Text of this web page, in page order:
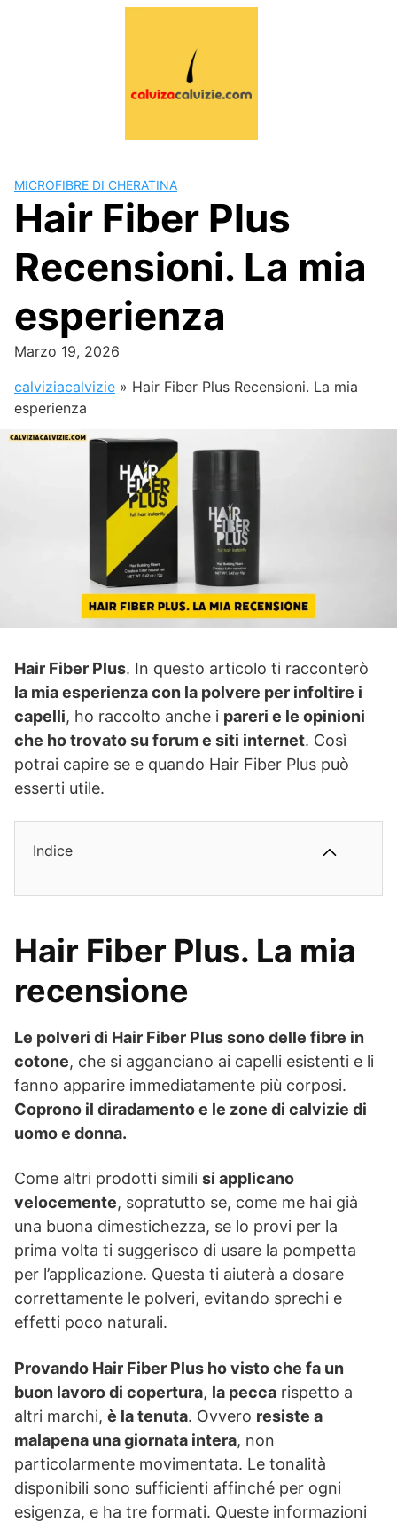
MICROFIBRE DI CHERATINA
Hair Fiber Plus
Recensioni. La mia
esperienza
Marzo 19, 2026
calviziacalvizie » Hair Fiber Plus Recensioni. La mia
esperienza
Hair Fiber Plus. In questo articolo ti racconterò
la mia esperienza con la polvere per infoltire i
capelli, ho raccolto anche i pareri e le opinioni
che ho trovato su forum e siti internet. Così
potrai capire se e quando Hair Fiber Plus può
esserti utile.
Indice
Hair Fiber Plus. La mia
recensione
Le polveri di Hair Fiber Plus sono delle fibre in
cotone, che si agganciano ai capelli esistenti e li
fanno apparire immediatamente più corposi.
Coprono il diradamento e le zone di calvizie di
uomo e donna.
Come altri prodotti simili si applicano
velocemente, sopratutto se, come me hai già
una buona dimestichezza, se lo provi per la
prima volta ti suggerisco di usare la pompetta
per l’applicazione. Questa ti aiuterà a dosare
correttamente le polveri, evitando sprechi e
effetti poco naturali.
Provando Hair Fiber Plus ho visto che fa un
buon lavoro di copertura, la pecca rispetto a
altri marchi, è la tenuta. Ovvero resiste a
malapena una giornata intera, non
particolarmente movimentata. Le tonalità
disponibili sono sufficienti affinché per ogni
esigenza, e ha tre formati. Queste informazioni